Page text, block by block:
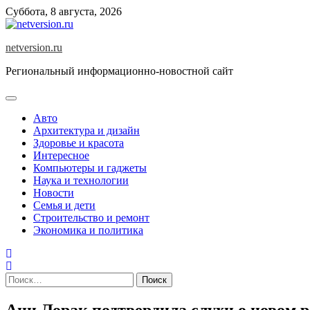
Skip
to
Суббота, 8 августа, 2026
netversion.ru
Региональный информационно-новостной сайт
Авто
Архитектура и дизайн
Здоровье и красота
Интересное
Компьютеры и гаджеты
Наука и технологии
Новости
Семья и дети
Строительство и ремонт
Экономика и политика
Найти: